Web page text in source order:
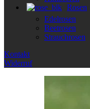
Rosen
Edelrosen
Beetrosen
Strauchrosen
Kontakt
Widerruf